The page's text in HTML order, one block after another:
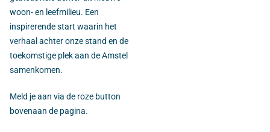
woon- en leefmilieu. Een
inspirerende start waarin het
verhaal achter onze stand en de
toekomstige plek aan de Amstel
samenkomen.
Meld je aan via de roze button
bovenaan de pagina.